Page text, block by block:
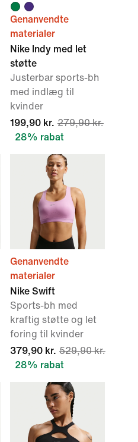
Genanvendte
materialer
Nike Indy med let
støtte
Justerbar sports-bh
med indlæg til
kvinder
199,90 kr. 279,90 kr.
28% rabat
Genanvendte
materialer
Nike Swift
Sports-bh med
kraftig støtte og let
foring til kvinder
379,90 kr. 529,90 kr.
28% rabat